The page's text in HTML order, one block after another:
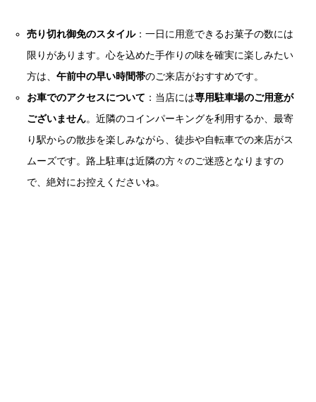
売り切れ御免のスタイル：一日に用意できるお菓子の数には
限りがあります。心を込めた手作りの味を確実に楽しみたい
方は、午前中の早い時間帯のご来店がおすすめです。
お車でのアクセスについて ：当店には専用駐車場のご用意が
ございません。近隣のコインパーキングを利用するか、最寄
り駅からの散歩を楽しみながら、徒歩や自転車での来店がス
ムーズです。路上駐車は近隣の方々のご迷惑となりますの
で、絶対にお控えくださいね。